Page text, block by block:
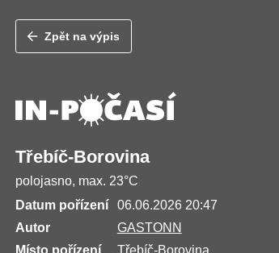
Zpět na výpis
Třebíč-Borovina
polojasno, max. 23°C
Datum pořízení
06.06.2026 20:47
Autor
GASTONN
Místo pořízení
Třebíč-Borovina